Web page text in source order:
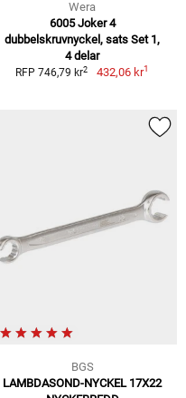
Wera
6005 Joker 4
dubbelskruvnyckel, sats Set 1,
4 delar
RFP 746,79 kr2 432,06 kr1
BGS
LAMBDASOND-NYCKEL 17X22